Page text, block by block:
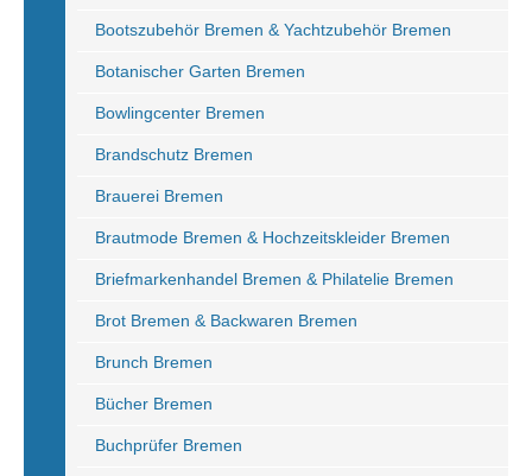
Bootszubehör Bremen & Yachtzubehör Bremen
Botanischer Garten Bremen
Bowlingcenter Bremen
Brandschutz Bremen
Brauerei Bremen
Brautmode Bremen & Hochzeitskleider Bremen
Briefmarkenhandel Bremen & Philatelie Bremen
Brot Bremen & Backwaren Bremen
Brunch Bremen
Bücher Bremen
Buchprüfer Bremen